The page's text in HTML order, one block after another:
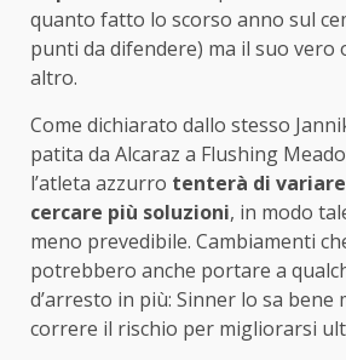
quanto fatto lo scorso anno sul
punti da difendere) ma il suo vero
altro.
Come dichiarato dallo stesso
patita da Alcaraz a Flushing
l’atleta azzurro tenterà di
cercare più soluzioni, in modo
meno prevedibile. Cambiamenti
potrebbero anche portare a
d’arresto in più: Sinner lo sa bene
correre il rischio per migliorarsi